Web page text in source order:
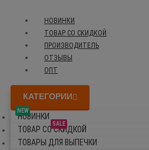
НОВИНКИ
ТОВАР СО СКИДКОЙ
ПРОИЗВОДИТЕЛЬ
ОТЗЫВЫ
ОПТ
КАТЕГОРИИ
NEW
НОВИНКИ
SALE
ТОВАР СО СКИДКОЙ
ТОВАРЫ ДЛЯ ВЫПЕЧКИ